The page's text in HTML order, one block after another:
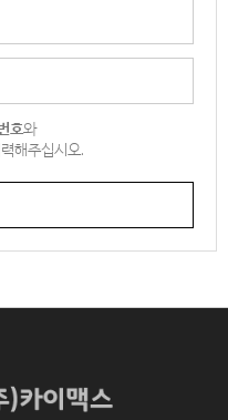
호와
해주십시오.